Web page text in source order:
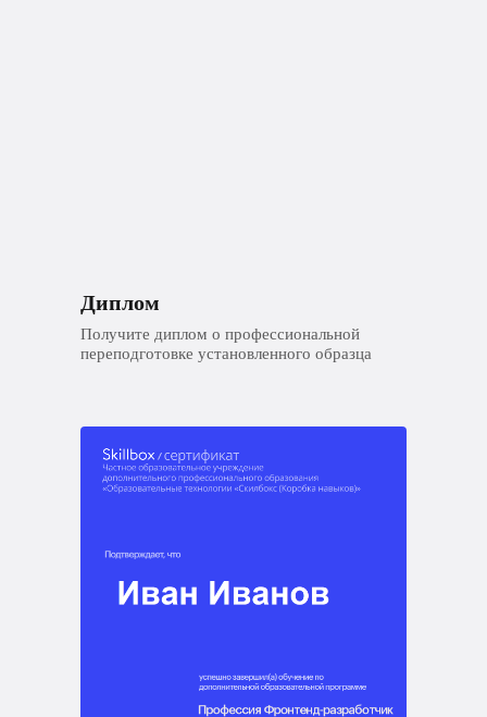
Диплом
Получите диплом о профессиональной
переподготовке установленного образца